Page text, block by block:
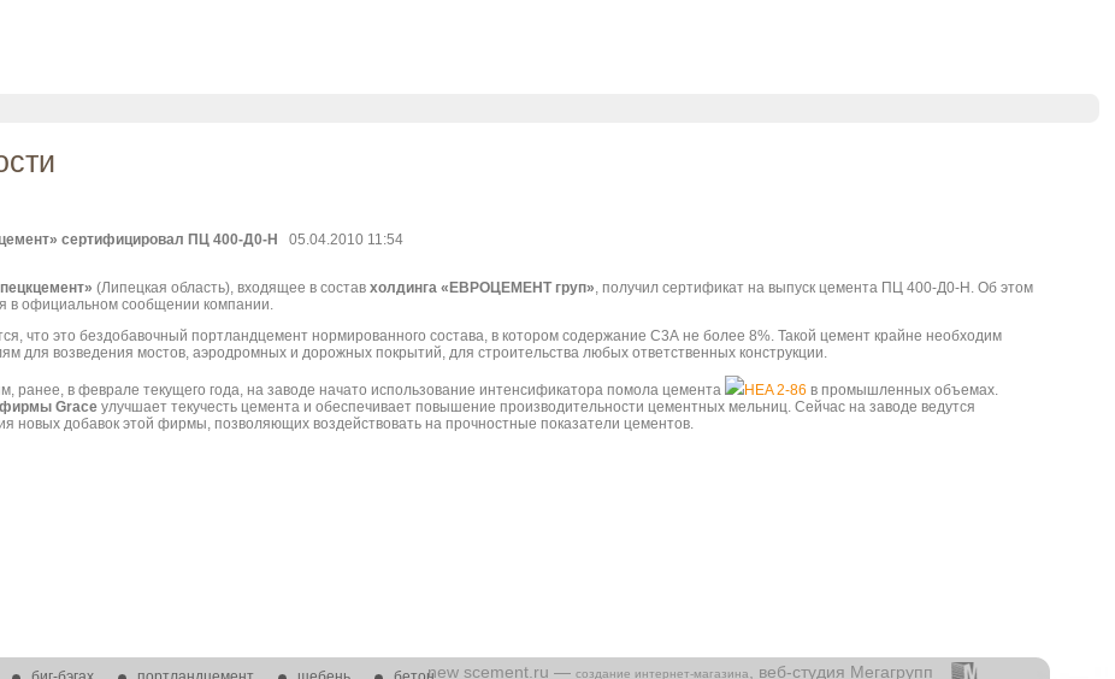
сертифицировал ПЦ 400-Д0-Н
05.04.2010 11:54
(Липецкая область), входящее в состав холдинга «ЕВРОЦЕМЕНТ груп», получил сертификат на выпуск цемента ПЦ 400-Д0-Н. Об этом
в официальном сообщении компании.
что это бездобавочный портландцемент нормированного состава, в котором содержание С3А не более 8%. Такой цемент крайне необходим
для возведения мостов, аэродромных и дорожных покрытий, для строительства любых ответственных конструкции.
ранее, в феврале текущего года, на заводе начато использование интенсификатора помола цемента HEA2-86 в промышленных объемах.
фирмы Grace улучшает текучесть цемента и обеспечивает повышение производительности цементных мельниц. Сейчас на заводе ведутся
новых добавок этой фирмы, позволяющих воздействовать на прочностные показатели цементов.
newscement.ru —создание интернет-магазина , веб-студия Мегагрупп